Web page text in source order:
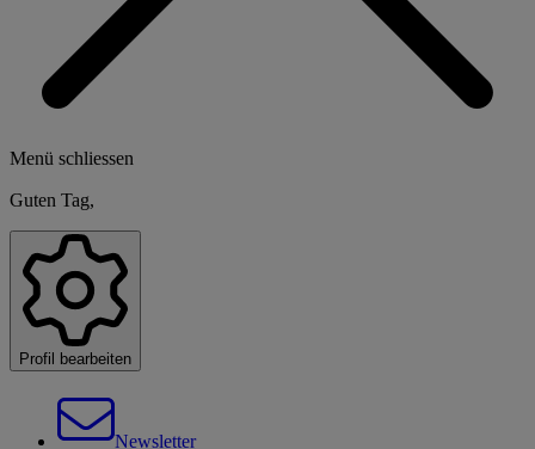
Menü schliessen
Guten Tag,
Profil bearbeiten
Newsletter